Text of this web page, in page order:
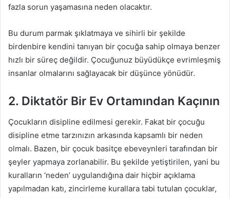
fazla sorun yaşamasına neden olacaktır.
Bu durum parmak şıklatmaya ve sihirli bir şekilde
birdenbire kendini tanıyan bir çocuğa sahip olmaya benzer
hızlı bir süreç değildir. Çocuğunuz büyüdükçe evrimleşmiş
insanlar olmalarını sağlayacak bir düşünce yönüdür.
2. Diktatör Bir Ev Ortamından Kaçının
Çocukların disipline edilmesi gerekir. Fakat bir çocuğu
disipline etme tarzınızın arkasında kapsamlı bir neden
olmalı. Bazen, bir çocuk basitçe ebeveynleri tarafından bir
şeyler yapmaya zorlanabilir. Bu şekilde yetiştirilen, yani bu
kuralların ‘neden’ uygulandığına dair hiçbir açıklama
yapılmadan katı, zincirleme kurallara tabi tutulan çocuklar,